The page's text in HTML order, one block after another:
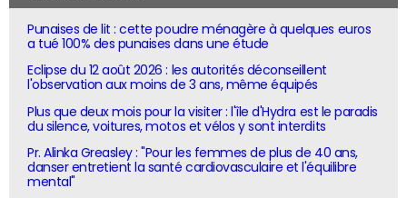
Punaises de lit : cette poudre ménagère à quelques euros
a tué 100% des punaises dans une étude
Eclipse du 12 août 2026 : les autorités déconseillent
l'observation aux moins de 3 ans, même équipés
Plus que deux mois pour la visiter : l'île d'Hydra est le paradis
du silence, voitures, motos et vélos y sont interdits
Pr. Alinka Greasley : "Pour les femmes de plus de 40 ans,
danser entretient la santé cardiovasculaire et l'équilibre
mental"